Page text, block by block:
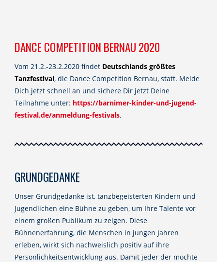
DANCE COMPETITION BERNAU 2020
Vom 21.2.-23.2.2020 findet Deutschlands größtes
Tanzfestival, die Dance Competition Bernau, statt. Melde
Dich jetzt schnell an und sichere Dir jetzt Deine
Teilnahme unter: https://barnimer-kinder-und-jugend-
festival.de/anmeldung-festivals.
GRUNDGEDANKE
Unser Grundgedanke ist, tanzbegeisterten Kindern und
Jugendlichen eine Bühne zu geben, um Ihre Talente vor
einem großen Publikum zu zeigen. Diese
Bühnenerfahrung, die Menschen in jungen Jahren
erleben, wirkt sich nachweislich positiv auf ihre
Persönlichkeitsentwicklung aus. Damit jeder der möchte